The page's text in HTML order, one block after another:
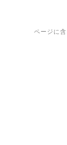
ページに